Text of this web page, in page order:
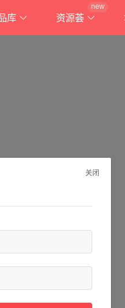
库 资源荟
new
下面的按钮返回首页。
关闭